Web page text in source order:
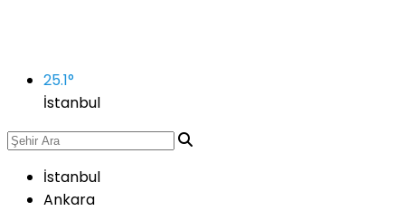
25.1°
İstanbul
İstanbul
Ankara